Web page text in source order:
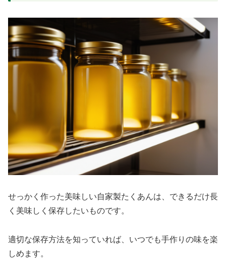
せっかく作った美味しい自家製たくあんは、できるだけ長
く美味しく保存したいものです。
適切な保存方法を知っていれば、いつでも手作りの味を楽
しめます。